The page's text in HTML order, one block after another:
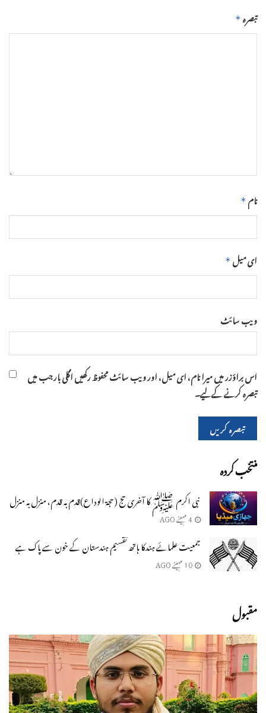
تبصرہ *
نام *
ای میل *
ویب‌ سائٹ
اس براؤزر میں میرا نام، ای میل، اور ویب سائٹ محفوظ رکھیں اگلی بار جب میں
تبصرہ کرنے کےلیے۔
منتخب کردہ
نبی اکرم ﷺ کا آخری حج (حجۃ الوداع)قدم بہ قدم، منزل بہ منزل
جمعیت علمائے ہندکا ہاتھ تقسیم ہندستان کے خون سے پاک ہے
مقبول